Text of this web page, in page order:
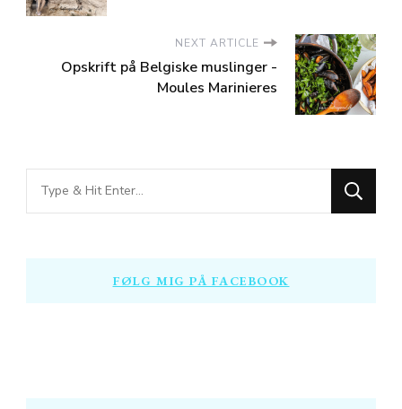
NEXT ARTICLE
Opskrift på Belgiske muslinger -
Moules Marinieres
Looking
for
FØLG MIG PÅ FACEBOOK